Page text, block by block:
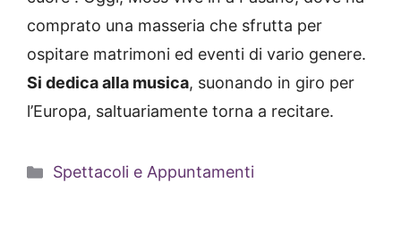
comprato una masseria che sfrutta per
ospitare matrimoni ed eventi di vario genere.
Si dedica alla musica, suonando in giro per
l’Europa, saltuariamente torna a recitare.
Categorie
Spettacoli e Appuntamenti